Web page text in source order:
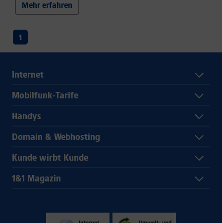
Mehr erfahren
1
Internet
Mobilfunk-Tarife
Handys
Domain & Webhosting
Kunde wirbt Kunde
1&1 Magazin